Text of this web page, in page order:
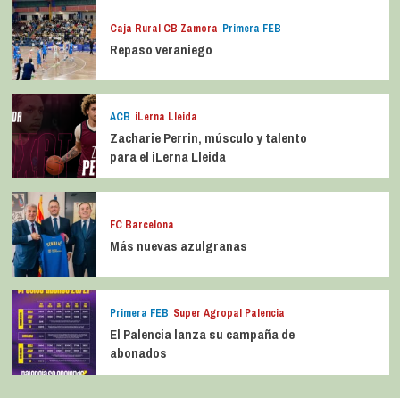
Caja Rural CB Zamora Primera FEB
Repaso veraniego
ACB iLerna Lleida
Zacharie Perrin, músculo y talento
para el iLerna Lleida
FC Barcelona
Más nuevas azulgranas
Primera FEB Super Agropal Palencia
El Palencia lanza su campaña de
abonados